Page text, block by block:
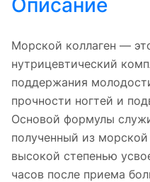
Морской коллаген —
нутрицевтический
поддержания
прочности ногтей и
Основой формулы
полученный из
высокой степенью
часов после приема